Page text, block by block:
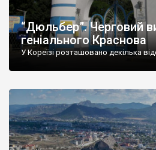
“Дюльбер”. Черговий
геніального Краснова
У Кореїзі розташовано декілька